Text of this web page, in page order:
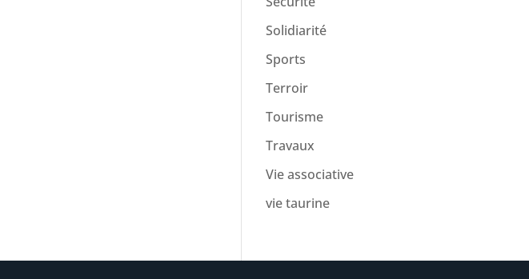
Solidiarité
Sports
Terroir
Tourisme
Travaux
Vie associative
vie taurine